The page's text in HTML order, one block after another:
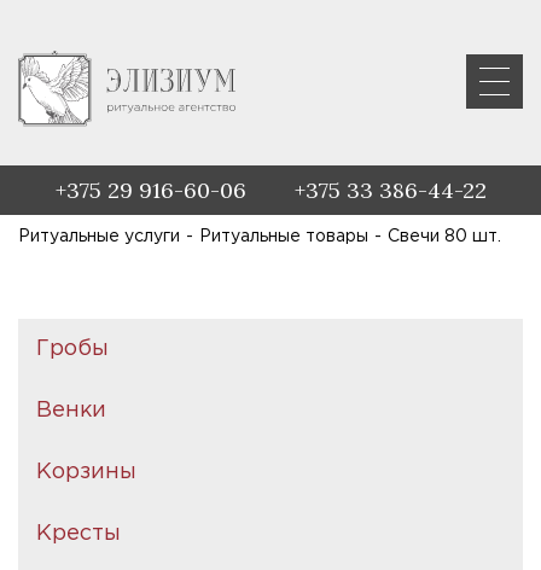
+375 29 916-60-06 +375 33 386-44-22
Ритуальные услуги - Ритуальные товары - Свечи 80 шт.
Гробы
Венки
Корзины
Кресты